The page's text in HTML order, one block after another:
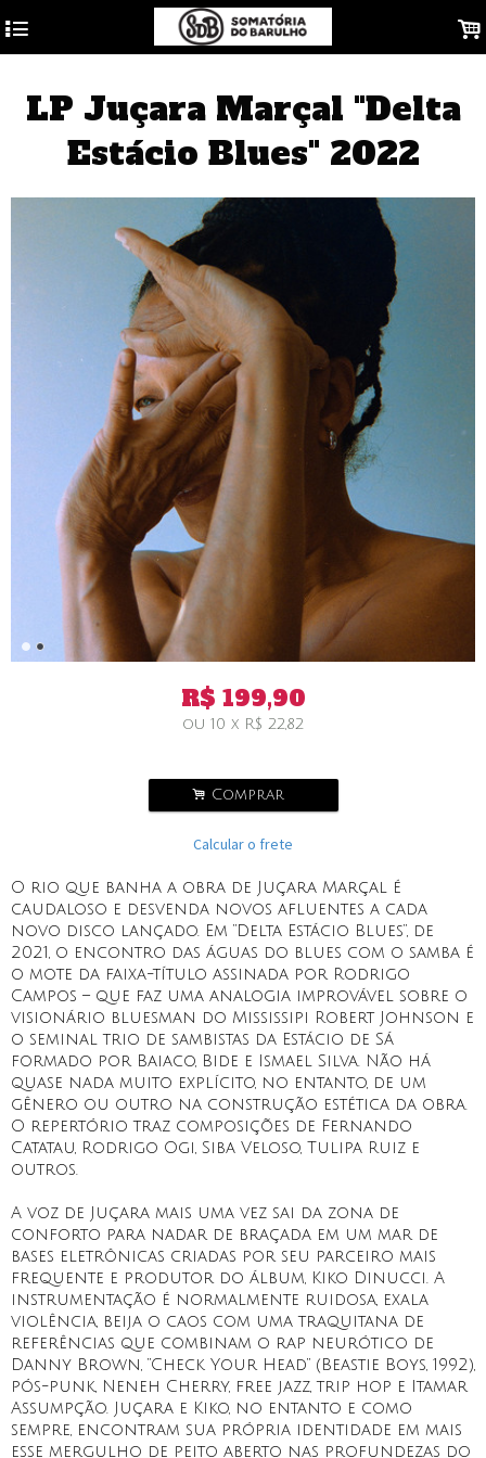
4 .
LP Juçara Marçal "Delta
Estácio Blues" 2022
R$ 199,90
ou 10 x R$ 22,82
. Comprar
Calcular o frete
O rio que banha a obra de Juçara Marçal é
caudaloso e desvenda novos afluentes a cada
novo disco lançado. Em “Delta Estácio Blues”, de
2021, o encontro das águas do blues com o samba é
o mote da faixa-título assinada por Rodrigo
Campos – que faz uma analogia improvável sobre o
visionário bluesman do Mississipi Robert Johnson e
o seminal trio de sambistas da Estácio de Sá
formado por Baiaco, Bide e Ismael Silva. Não há
quase nada muito explícito, no entanto, de um
gênero ou outro na construção estética da obra.
O repertório traz composições de Fernando
Catatau, Rodrigo Ogi, Siba Veloso, Tulipa Ruiz e
outros.
A voz de Juçara mais uma vez sai da zona de
conforto para nadar de braçada em um mar de
bases eletrônicas criadas por seu parceiro mais
frequente e produtor do álbum, Kiko Dinucci. A
instrumentação é normalmente ruidosa, exala
violência, beija o caos com uma traquitana de
referências que combinam o rap neurótico de
Danny Brown, “Check Your Head” (Beastie Boys, 1992),
pós-punk, Neneh Cherry, free jazz, trip hop e Itamar
Assumpção. Juçara e Kiko, no entanto e como
sempre, encontram sua própria identidade em mais
esse mergulho de peito aberto nas profundezas do